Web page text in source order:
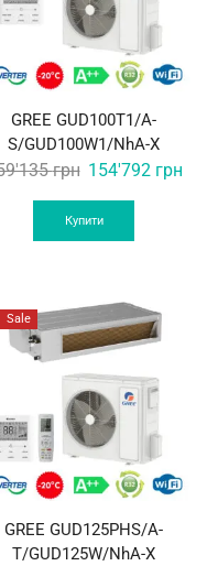
GREE GUD100T1/A-
S/GUD100W1/NhA-X
грн Original
price
was:
159'135 грн.
154'792 грн
Купити
Sale
GREE GUD125PHS/A-
T/GUD125W/NhA-X